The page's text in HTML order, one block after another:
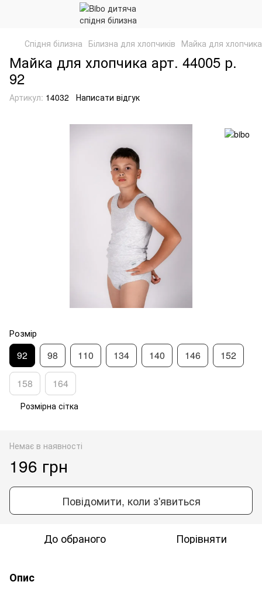
Спідня білизна Білизна для хлопчиків Майка для
Майка для хлопчика арт. 44005 р.
92
Артикул: 14032 Написати відгук
Розмір
92 98 110 134 140 146 152
158 164
Розмірна сітка
Немає в наявності
196 грн
Повідомити, коли з'явиться
До обраного Порівняти
Опис